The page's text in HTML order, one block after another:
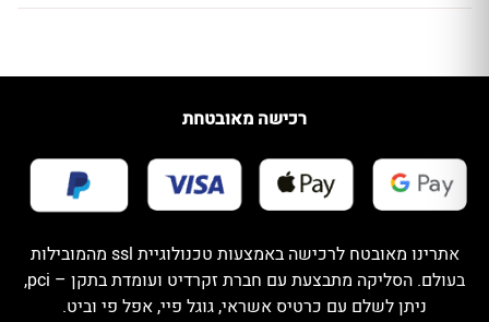
רכישה מאובטחת
אתרינו מאובטח לרכישה באמצעות טכנולוגיית ssl מהמובילות
בעולם. הסליקה מתבצעת עם חברת זקרדיט ועומדת בתקן – pci,
ניתן לשלם עם כרטיס אשראי, גוגל פיי, אפל פי וביט.